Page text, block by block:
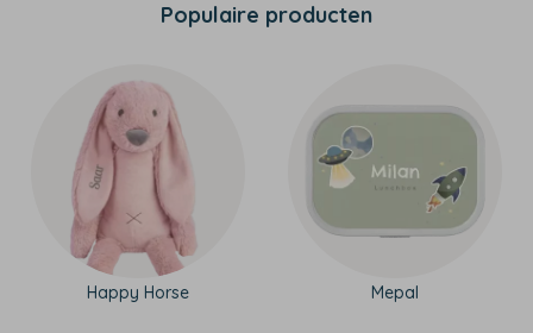
Populaire producten
Happy Horse Mepal